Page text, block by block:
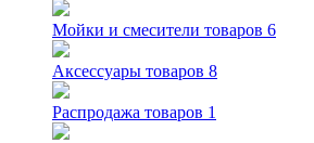
Мойки и смесители товаров 6
Аксессуары товаров 8
Распродажа товаров 1